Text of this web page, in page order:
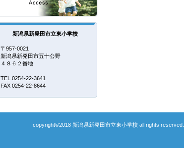
新潟県新発田市立東小学校
〒957-0021
新潟県新発田市五十公野
４８６２番地
TEL 0254-22-3641
FAX 0254-22-8644
copyright©2018 新潟県新発田市立東小学校 all rights reserved.